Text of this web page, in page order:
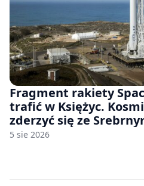
Fragment rakiety
trafić w Księżyc.
zderzyć się ze
prędkością 8690 km/h
5 sie 2026